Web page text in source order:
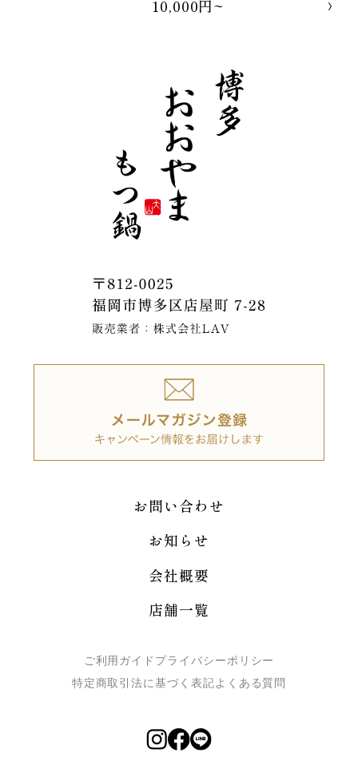
10,000円~
お問い合わせ
お知らせ
会社概要
店舗一覧
ご利用ガイド プライバシーポリシー
特定商取引法に基づく表記よくある質問